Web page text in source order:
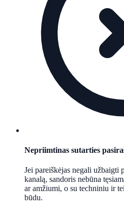
Nepriimtinas sutarties
Jei pareiškėjas negali užbaigti
kanalą, sandoris nebūna
ar amžiumi, o su techniniu ir
būdu.